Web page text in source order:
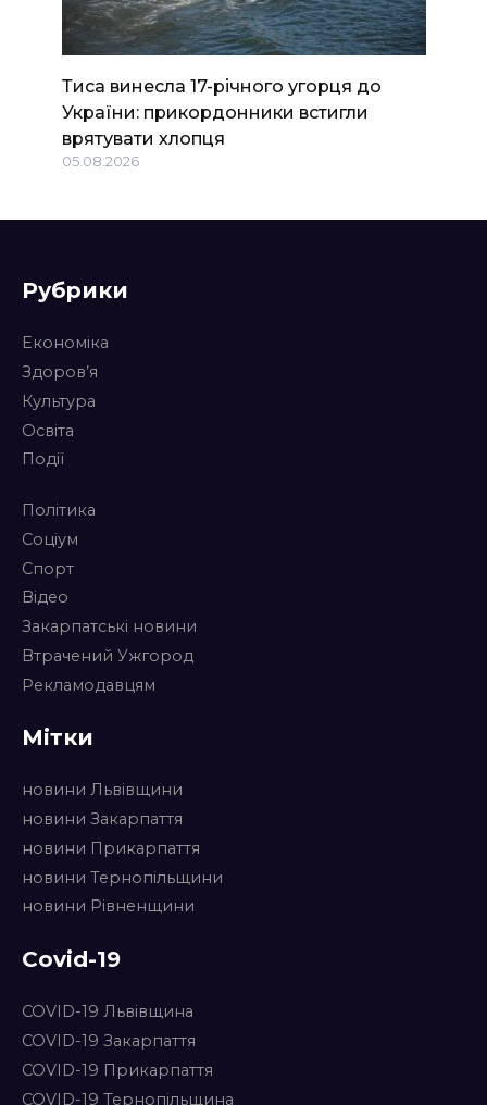
Тиса винесла 17-річного угорця до
України: прикордонники встигли
врятувати хлопця
05.08.2026
Рубрики
Економіка
Здоров’я
Культура
Освіта
Події
Політика
Соціум
Спорт
Відео
Закарпатські новини
Втрачений Ужгород
Рекламодавцям
Мітки
новини Львівщини
новини Закарпаття
новини Прикарпаття
новини Тернопільщини
новини Рівненщини
Covid-19
COVID-19 Львівщина
COVID-19 Закарпаття
COVID-19 Прикарпаття
COVID-19 Тернопільщина